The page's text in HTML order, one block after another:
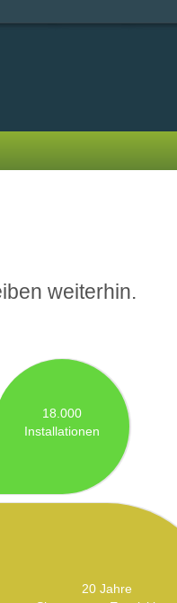
weiterhin.
18.000
Installationen
20 Jahre